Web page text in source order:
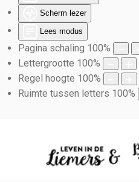
Scherm lezer
Lees modus
Pagina schaling 100%
Lettergrootte 100%
Regel hoogte 100%
Ruimte tussen letters 100%